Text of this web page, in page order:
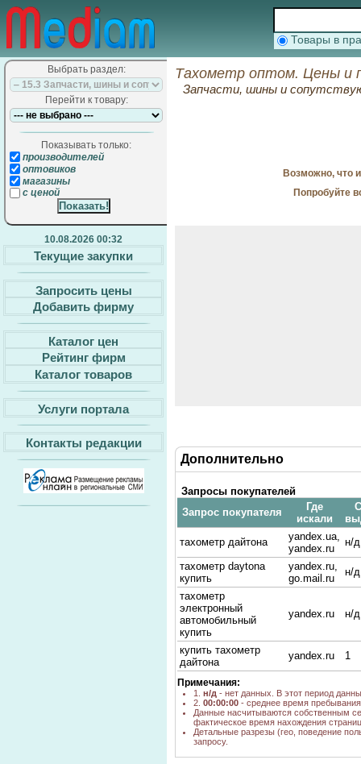
Товары в
Выбрать раздел:
Перейти к товару:
Показывать только:
производителей
оптовиков
магазины
с ценой
10.08.2026 00:32
Текущие закупки
Запросить цены
Добавить фирму
Каталог цен
Рейтинг фирм
Каталог товаров
Услуги портала
Контакты редакции
Тахометр оптом. Цены и
Запчасти, шины и
Возможно, что
Попробуйте
Дополнительно
Запросы покупателей
Запрос покупателя
Где
искали
тахометр дайтона
yandex.ua,
yandex.ru
н/д
тахометр daytona
купить
yandex.ru,
go.mail.ru
н/д
тахометр
электронный
автомобильный
купить
yandex.ru н/д
купить тахометр
дайтона
yandex.ru 1
Примечания:
1. н/д - нет данных. В этот период
2. 00:00:00 - среднее время
Данные насчитываются собственным
фактическое время нахождения
Детальные разрезы (гео, поведение
запросу.